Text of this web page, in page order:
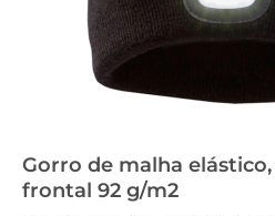
Gorro de malha
frontal 92 g/m2